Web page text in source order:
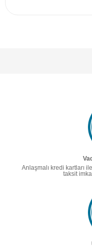
Anlaşmalı kredi kartları
taksit